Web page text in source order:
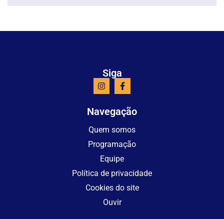
Siga
Navegação
Quem somos
Programação
Equipe
Política de privacidade
Cookies do site
Ouvir